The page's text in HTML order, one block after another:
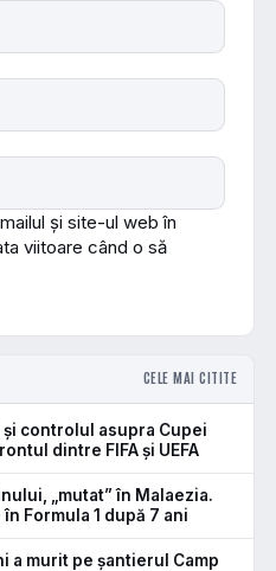
și site-ul web în
viitoare când o să
CELE MAI CITITE
controlul asupra Cupei
dintre FIFA și UEFA
„mutat” în Malaezia.
Formula 1 după 7 ani
a murit pe șantierul Camp